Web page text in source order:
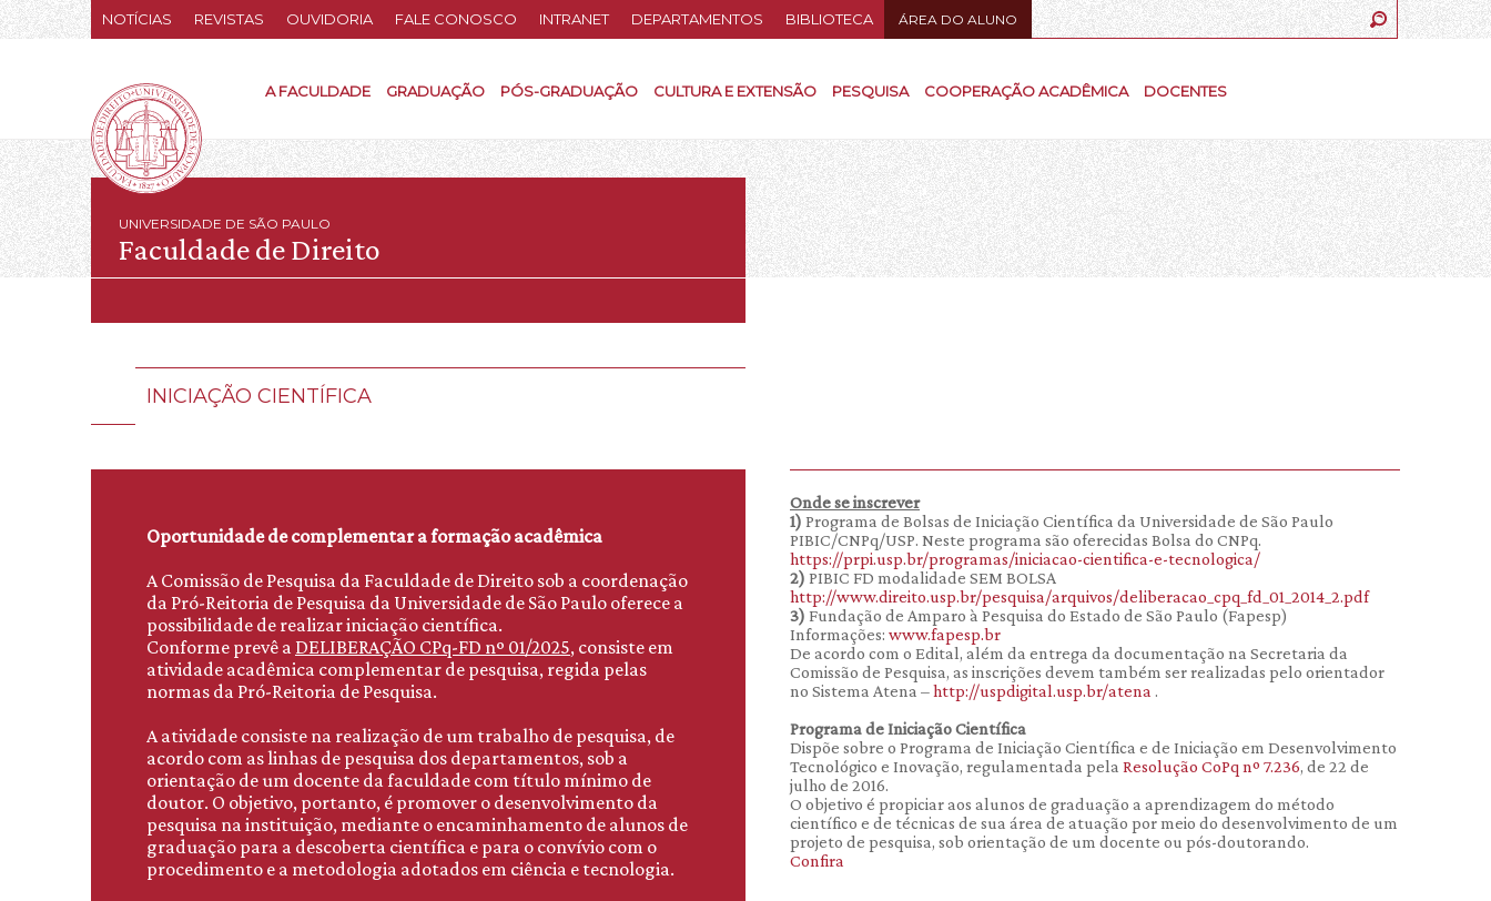
NOTÍCIAS REVISTAS OUVIDORIA FALE CONOSCO INTRANET DEPARTAMENTOS BIBLIOTECA ÁREA DO ALUNO
A FACULDADE GRADUAÇÃO PÓS-GRADUAÇÃO CULTURA E EXTENSÃO PESQUISA COOPERAÇÃO ACADÊMICA DOCENTES
UNIVERSIDADE DE SÃO PAULO
Faculdade de Direito
INICIAÇÃO CIENTÍFICA
Oportunidade de complementar a formação acadêmica
A Comissão de Pesquisa da Faculdade de Direito sob a coordenação
da Pró-Reitoria de Pesquisa da Universidade de São Paulo oferece a
possibilidade de realizar iniciação científica.
Conforme prevê a DELIBERAÇÃO CPq-FD nº 01/2025, consiste em
atividade acadêmica complementar de pesquisa, regida pelas
normas da Pró-Reitoria de Pesquisa.
A atividade consiste na realização de um trabalho de pesquisa, de
acordo com as linhas de pesquisa dos departamentos, sob a
orientação de um docente da faculdade com título mínimo de
doutor. O objetivo, portanto, é promover o desenvolvimento da
pesquisa na instituição, mediante o encaminhamento de alunos de
graduação para a descoberta científica e para o convívio com o
procedimento e a metodologia adotados em ciência e tecnologia.
Onde se inscrever
1) Programa de Bolsas de Iniciação Científica da Universidade de São Paulo
PIBIC/CNPq/USP. Neste programa são oferecidas Bolsa do CNPq.
https://prpi.usp.br/programas/iniciacao-cientifica-e-tecnologica/
2) PIBIC FD modalidade SEM BOLSA
http://www.direito.usp.br/pesquisa/arquivos/deliberacao_cpq_fd_01_2014_2.pdf
3) Fundação de Amparo à Pesquisa do Estado de São Paulo (Fapesp)
Informações: www.fapesp.br
De acordo com o Edital, além da entrega da documentação na Secretaria da
Comissão de Pesquisa, as inscrições devem também ser realizadas pelo orientador
no Sistema Atena –http://uspdigital.usp.br/atena .
Programa de Iniciação Científica
Dispõe sobre o Programa de Iniciação Científica e de Iniciação em Desenvolvimento
Tecnológico e Inovação, regulamentada pela Resolução CoPq nº 7.236, de 22 de
julho de 2016.
O objetivo é propiciar aos alunos de graduação a aprendizagem do método
científico e de técnicas de sua área de atuação por meio do desenvolvimento de um
projeto de pesquisa, sob orientação de um docente ou pós-doutorando.
Confira